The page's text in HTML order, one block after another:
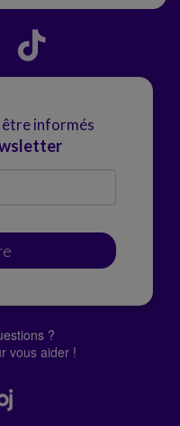
être informés
?
vous aider !